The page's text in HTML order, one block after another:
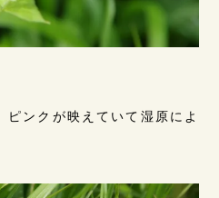
ンクが映えていて湿原によ